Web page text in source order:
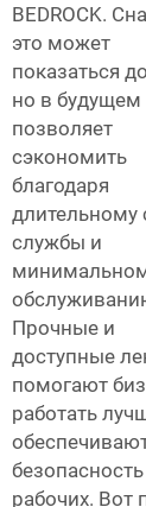
BEDROCK.
это может
показаться
но в будущем
позволяет
сэкономить
благодаря
длительному
службы и
Прочные и
доступные
помогают
работать
безопасность
рабочих. Вот